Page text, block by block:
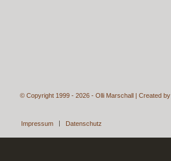
© Copyright 1999 - 2026 - Olli Marschall | Created by
Impressum Datenschutz